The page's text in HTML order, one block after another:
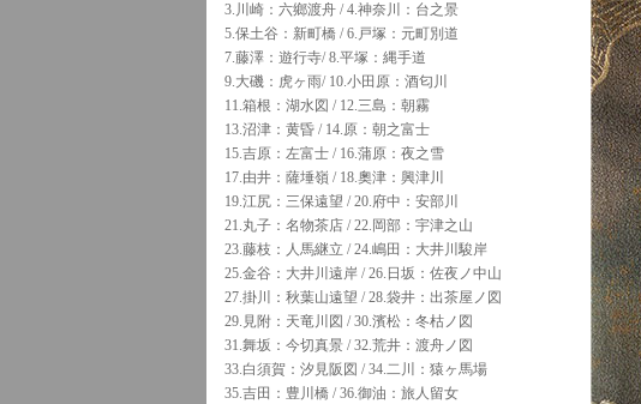
3.川崎：六鄉渡舟 / 4.神奈川：台之景
5.保土谷：新町橋 / 6.戸塚：元町別道
7.藤澤：遊行寺/ 8.平塚：縄手道
9.大磯：虎ヶ雨/ 10.小田原：酒匂川
11.箱根：湖水図 / 12.三島：朝霧
13.沼津：黄昏 / 14.原：朝之富士
15.吉原：左富士 / 16.蒲原：夜之雪
17.由井：薩埵嶺 / 18.奧津：興津川
19.江尻：三保遠望 / 20.府中：安部川
21.丸子：名物茶店 / 22.岡部：宇津之山
23.藤枝：人馬継立 / 24.嶋田：大井川駿岸
25.金谷：大井川遠岸 / 26.日坂：佐夜ノ中山
27.掛川：秋葉山遠望 / 28.袋井：出茶屋ノ図
29.見附：天竜川図 / 30.濱松：冬枯ノ図
31.舞坂：今切真景 / 32.荒井：渡舟ノ図
33.白須賀：汐見阪図 / 34.二川：猿ヶ馬場
35.吉田：豊川橋 / 36.御油：旅人留女